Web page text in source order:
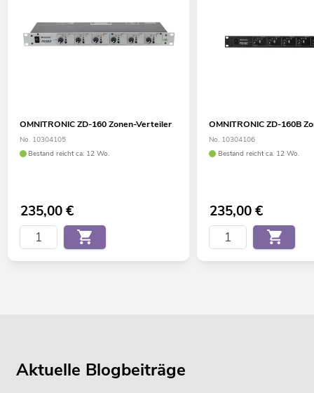
OMNITRONIC ZD-160 Zonen-Verteiler
No. 10304105
Bestand reicht ca. 12 Wo.
235,00€
OMNITRONIC ZD-160B
No. 10304106
Bestand reicht ca. 12 Wo.
235,00€
Aktuelle Blogbeiträge